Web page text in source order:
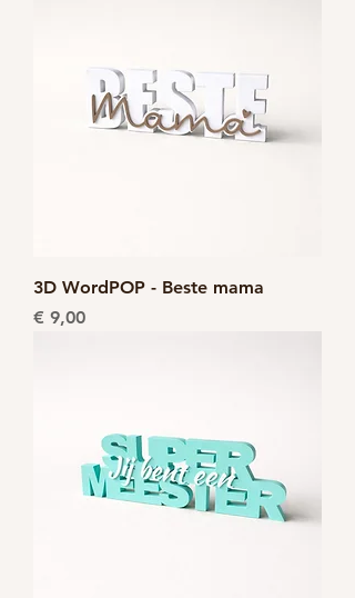
3D WordPOP - Beste mama
Prijs
€ 9,00